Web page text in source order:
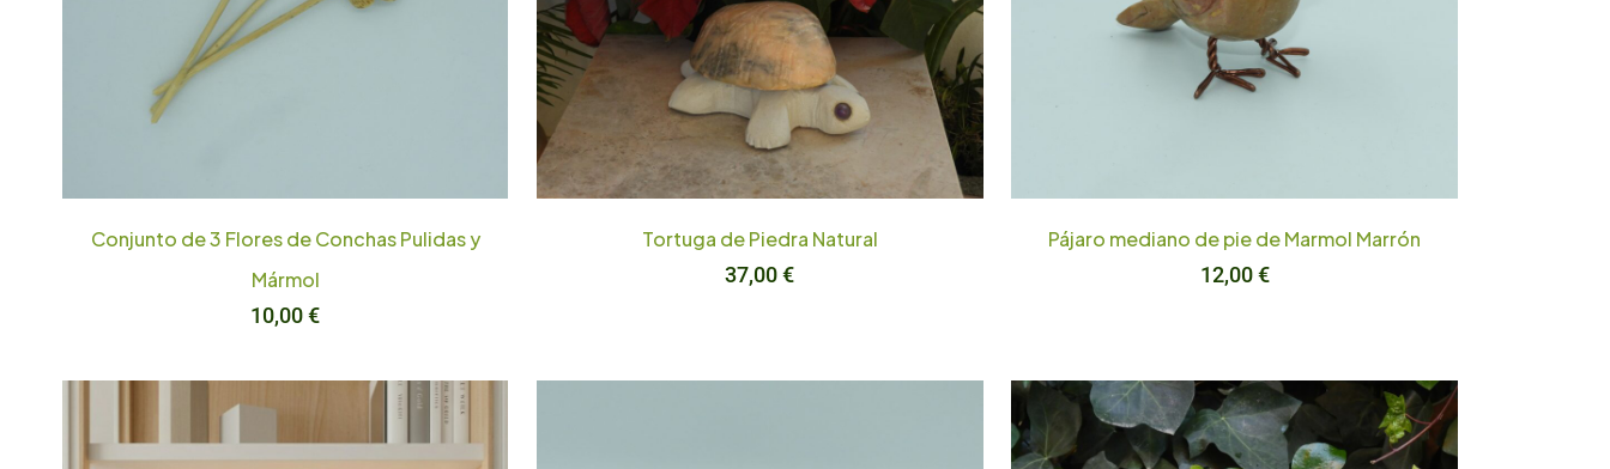
Conjunto de 3 Flores de Conchas Pulidas y
Mármol
10,00€
Tortuga de Piedra Natural
37,00€
Pájaro mediano de pie de Marmol Marrón
12,00€